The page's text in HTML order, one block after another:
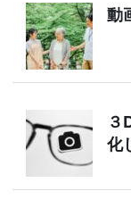
動
３
化